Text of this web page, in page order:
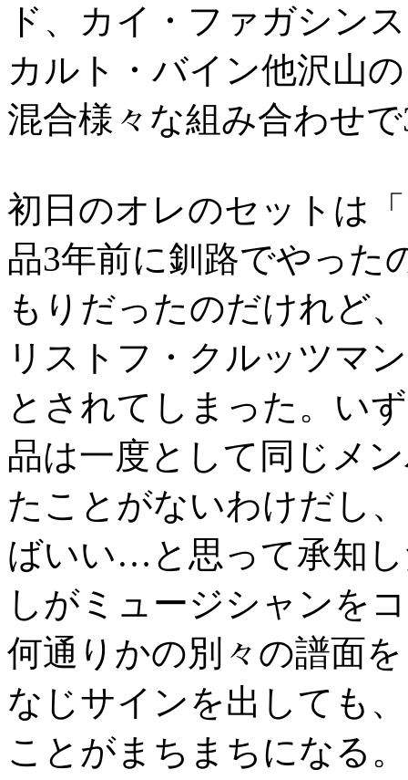
ド、カイ・ファガシン
カルト・バイン他沢山
混合様々な組み合わせ
初日のオレのセットは
品3年前に釧路でやった
もりだったのだけれど
リストフ・クルッツマ
とされてしまった。い
品は一度として同じメ
たことがないわけだし
ばいい…と思って承知
しがミュージシャンを
何通りかの別々の譜面
なじサインを出しても
ことがまちまちになる